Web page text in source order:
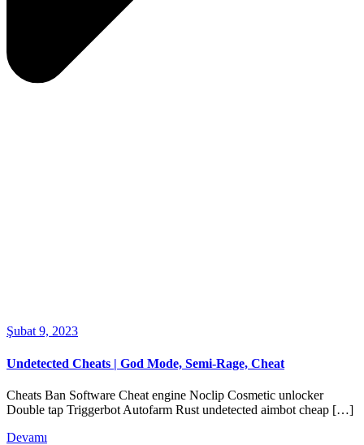
Şubat 9, 2023
Undetected Cheats | God Mode, Semi-Rage, Cheat
Cheats Ban Software Cheat engine Noclip Cosmetic unlocker
Double tap Triggerbot Autofarm Rust undetected aimbot cheap […]
Devamı